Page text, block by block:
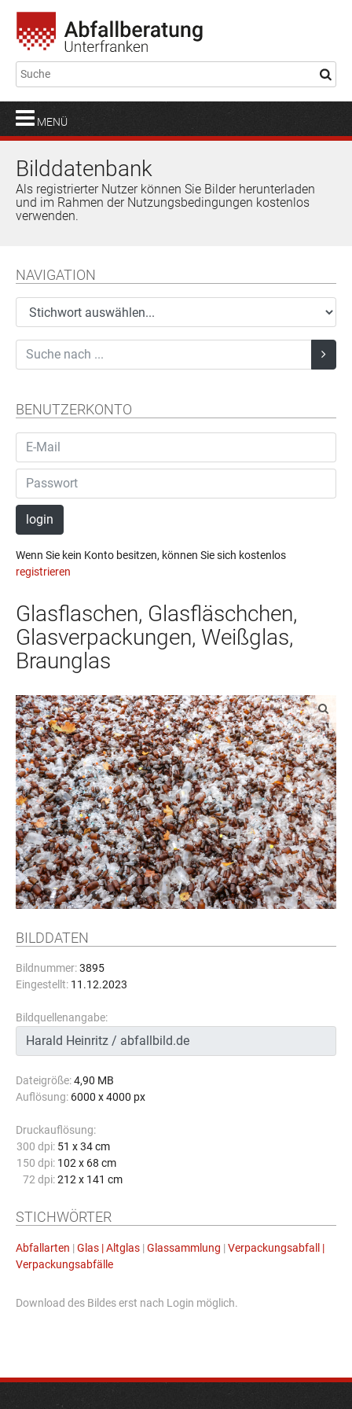
MENÜ
Bilddatenbank
Als registrierter Nutzer können Sie Bilder herunterladen
und im Rahmen der Nutzungsbedingungen kostenlos
verwenden.
NAVIGATION
BENUTZERKONTO
login
Wenn Sie kein Konto besitzen, können Sie sich kostenlos
registrieren
Glasflaschen, Glasfläschchen,
Glasverpackungen, Weißglas,
Braunglas
BILDDATEN
Bildnummer:3895
Eingestellt: 11.12.2023
Bildquellenangabe:
Dateigröße:4,90 MB
Auflösung: 6000 x 4000 px
Druckauflösung:
300 dpi: 51 x 34 cm
150 dpi: 102 x 68 cm
72 dpi: 212 x 141 cm
STICHWÖRTER
Abfallarten | Glas | Altglas | Glassammlung | Verpackungsabfall |
Verpackungsabfälle
Download des Bildes erst nach Login möglich.